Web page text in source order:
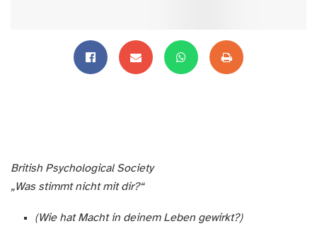
British Psychological Society
„Was stimmt nicht mit dir?“
(Wie hat Macht in deinem Leben gewirkt?)